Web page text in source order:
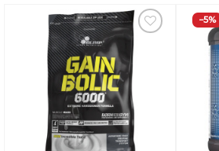
Добавить
Вишлист
−5%